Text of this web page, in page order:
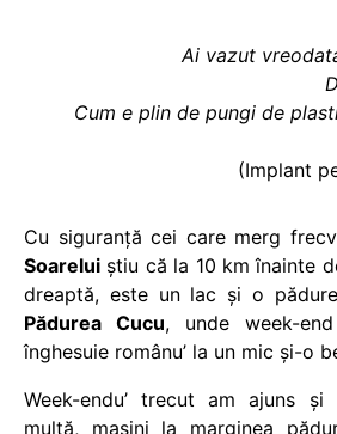
Ai vazut
Cum e plin de pungi de
(Implant
Cu siguranţă cei care merg
Soarelui ştiu că la 10 km înainte
dreaptă, este un lac şi o
Pădurea Cucu, unde week-
înghesuie românu’ la un mic şi-o
Week-endu’ trecut am ajuns
multă, maşini la marginea